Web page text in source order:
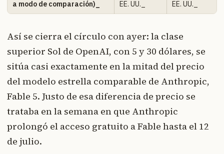
a modo de comparación)_
EE. UU._
EE. UU._
Así se cierra el círculo con ayer: la clase
superior Sol de OpenAI, con 5 y 30 dólares, se
sitúa casi exactamente en la mitad del precio
del modelo estrella comparable de Anthropic,
Fable 5. Justo de esa diferencia de precio se
trataba en la semana en que Anthropic
prolongó el acceso gratuito a Fable hasta el 12
de julio.